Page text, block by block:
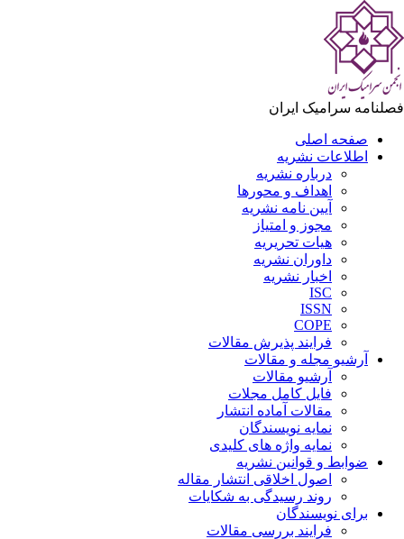
سرامیک ایران
صفحه اصلی
اطلاعات نشریه
درباره نشریه
اهداف و محورها
آیین نامه نشریه
مجوز و امتیاز
هیات تحریریه
داوران نشریه
اخبار نشریه
ISC
ISSN
COPE
فرایند پذیرش مقالات
آرشیو مجله و مقالات
آرشیو مقالات
فایل کامل مجلات
مقالات آماده انتشار
نمایه نویسندگان
نمایه واژه های کلیدی
ضوابط و قوانین نشریه
اصول اخلاقی انتشار مقاله
روند رسیدگی به شکایات
برای نویسندگان
فرایند بررسی مقالات